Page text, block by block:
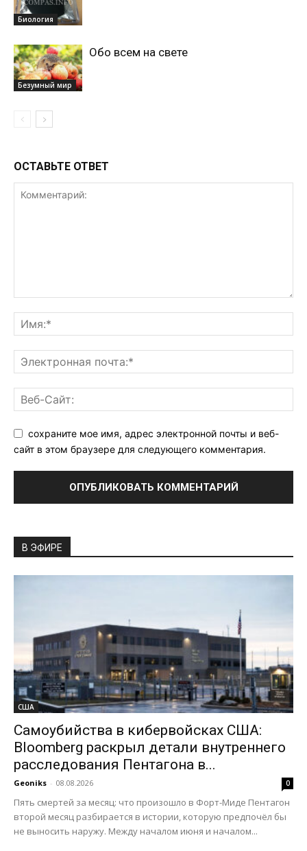
Биология
Безумный мир
Обо всем на свете
ОСТАВЬТЕ ОТВЕТ
сохраните мое имя, адрес электронной почты и веб-
сайт в этом браузере для следующего комментария.
В ЭФИРЕ
США
Самоубийства в кибервойсках США:
Bloomberg раскрыл детали внутреннего
расследования Пентагона в...
Geoniks - 08.08.2026 0
Пять смертей за месяц: что произошло в Форт-Миде Пентагон
второй месяц разбирается в истории, которую предпочёл бы
не выносить наружу. Между началом июня и началом...